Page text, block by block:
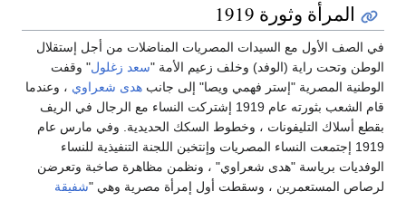
المرأة وثورة 1919
في الصف الأول مع السيدات المصريات المناضلات من أجل إستقلال
الوطن وتحت راية (الوفد) وخلف زعيم الأمة "سعد زغلول" وقفت
الوطنية المصرية "إستر فهمي ويصا" إلى جانب هدى شعراوي ، وعندما
قام الشعب بثورته عام 1919 إشتركت النساء مع الرجال في الريف
بقطع أسلاك التليفونات ، وخطوط السكك الحديدية. وفي مارس عام
1919 إجتمعت النساء المصريات وإنتخبن اللجنة التنفيذية للنساء
الوفديات برياسة "هدى شعراوي" ، ونظمن مظاهرة صاخبة وتعرضن
لرصاص المستعمرين ، وسقطت أول إمرأة مصرية وهي "شفيقة